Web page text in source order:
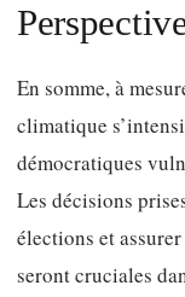
En somme, à
climatique
démocratiques
Les décisions
élections et
seront cruciales